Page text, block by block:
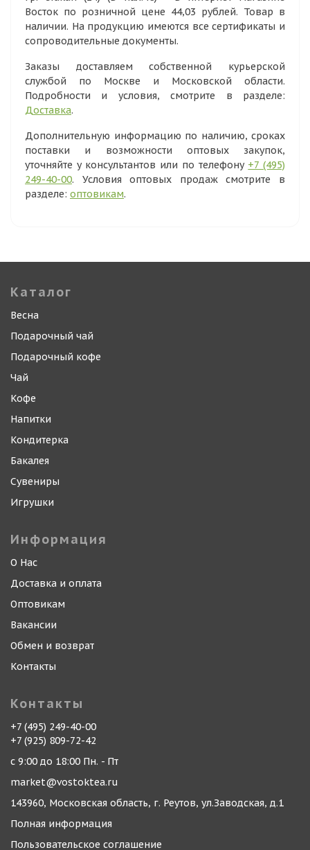
Восток по розничной цене 44,03 рублей. Товар в
наличии. На продукцию имеются все сертификаты и
сопроводительные документы.
Заказы доставляем собственной курьерской
службой по Москве и Московской области.
Подробности и условия, смотрите в разделе:
Доставка.
Дополнительную информацию по наличию, сроках
поставки и возможности оптовых закупок,
уточняйте у консультантов или по телефону +7 (495)
249-40-00. Условия оптовых продаж смотрите в
разделе: оптовикам.
Каталог
Весна
Подарочный чай
Подарочный кофе
Чай
Кофе
Напитки
Кондитерка
Бакалея
Сувениры
Игрушки
Информация
О Нас
Доставка и оплата
Оптовикам
Вакансии
Обмен и возврат
Контакты
Контакты
+7 (495) 249-40-00
+7 (925) 809-72-42
с 9:00 до 18:00 Пн. - Пт
market@vostoktea.ru
143960, Московская область, г. Реутов, ул.Заводская, д.1
Полная информация
Пользовательское соглашение